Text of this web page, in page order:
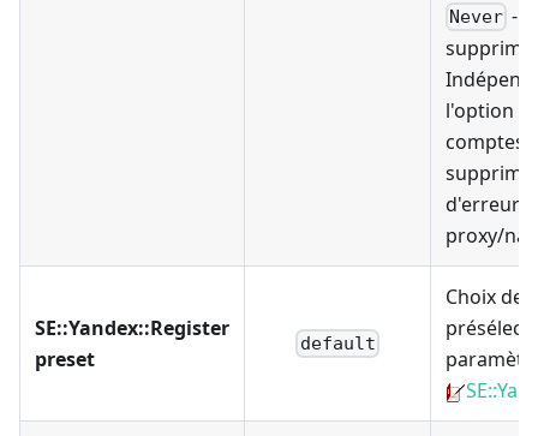
Never -
l'option
comptes
d'erreurs
proxy/
SE::Yandex::Register
preset
default
Choix de